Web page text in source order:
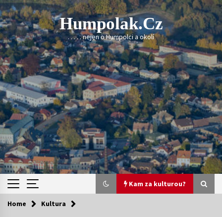
Skip
to
content
Humpolak.cz
. . . . . nejen o Humpolci a okolí
Kam za kulturou?
Kam za kulturou?
Home Kultura